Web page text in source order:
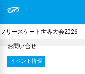
フリースケート世界大会2026
お問い合せ
イベント情報